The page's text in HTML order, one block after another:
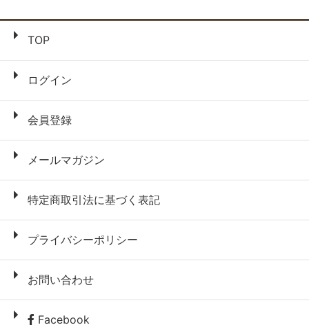
TOP
ログイン
会員登録
メールマガジン
特定商取引法に基づく表記
プライバシーポリシー
お問い合わせ
Facebook